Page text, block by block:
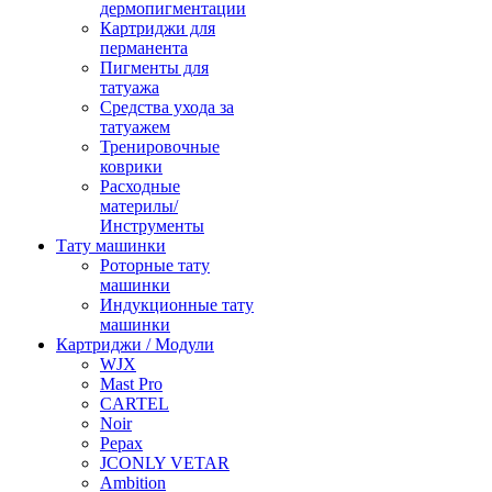
дермопигментации
Картриджи для
перманента
Пигменты для
татуажа
Средства ухода за
татуажем
Тренировочные
коврики
Расходные
материлы/
Инструменты
Тату машинки
Роторные тату
машинки
Индукционные тату
машинки
Картриджи / Модули
WJX
Mast Pro
CARTEL
Noir
Pepax
JCONLY VETAR
Ambition